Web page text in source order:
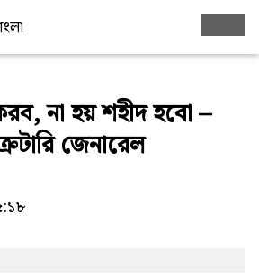
না হয় শহীদ হবো –
জেনারেল